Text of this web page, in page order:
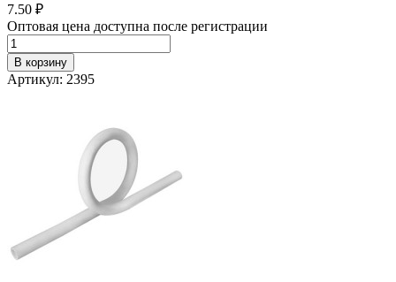
7.50 ₽
Оптовая цена доступна после регистрации
В корзину
Артикул: 2395